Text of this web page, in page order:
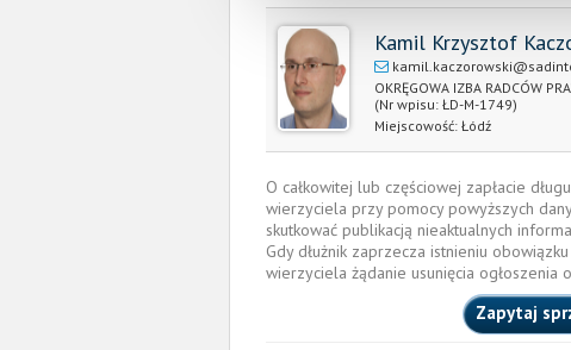
Kamil Krzysztof
OKRĘGOWA IZBA RADCÓW
(Nr wpisu: ŁD-M-1749)
Miejscowość: Łódź
O całkowitej lub częściowej zapłacie
wierzyciela przy pomocy powyższych
skutkować publikacją nieaktualnych
Gdy dłużnik zaprzecza istnieniu
wierzyciela żądanie usunięcia ogłoszenia
Zapytaj